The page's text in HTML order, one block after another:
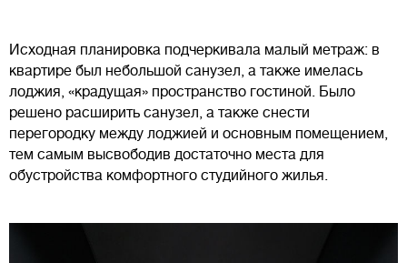
Исходная планировка подчеркивала малый метраж: в
квартире был небольшой санузел, а также имелась
лоджия, «крадущая» пространство гостиной. Было
решено расширить санузел, а также снести
перегородку между лоджией и основным помещением,
тем самым высвободив достаточно места для
обустройства комфортного студийного жилья.